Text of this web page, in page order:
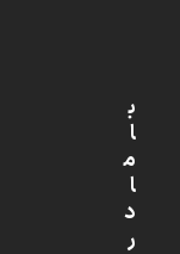
ب
ا
م
ا
د
ر